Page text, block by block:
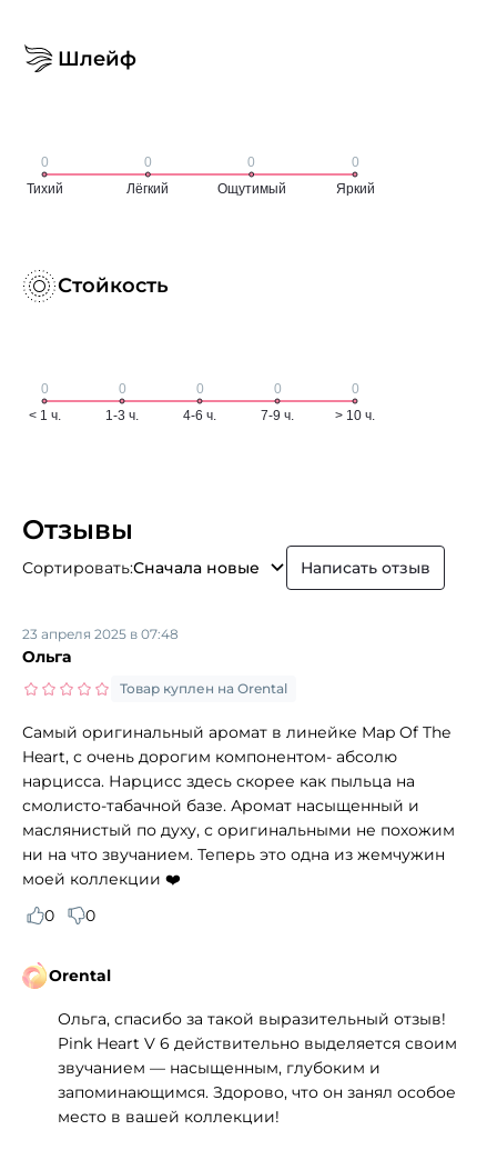
Шлейф
Стойкость
Отзывы
Сортировать:Сначала новые Написать отзыв
Ольга
23 апреля 2025 в 07:48
Товар куплен на Orental
Самый оригинальный аромат в линейке Map Of The
Heart, с очень дорогим компонентом- абсолю
нарцисса. Нарцисс здесь скорее как пыльца на
смолисто-табачной базе. Аромат насыщенный и
маслянистый по духу, с оригинальными не похожим
ни на что звучанием. Теперь это одна из жемчужин
моей коллекции ❤️
0
0
Orental
Ольга, спасибо за такой выразительный отзыв!
Pink Heart V 6 действительно выделяется своим
звучанием — насыщенным, глубоким и
запоминающимся. Здорово, что он занял особое
место в вашей коллекции!